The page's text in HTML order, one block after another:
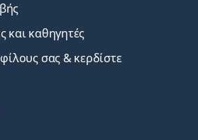
και καθηγητές
σας & κερδίστε